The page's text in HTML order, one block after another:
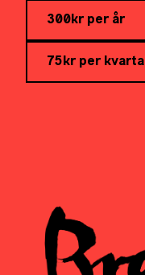
300kr per år
75kr per kvartal